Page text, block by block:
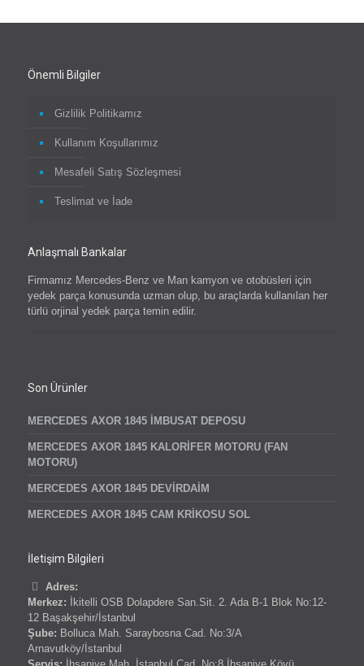
Önemli Bilgiler
Gizlilik Politikamız
Kullanım Koşullarımız
Mesafeli Satış Sözleşmesi
Teslimat ve İade
Anlaşmalı Bankalar
Firmamız Mercedes-Benz ve Man kamyon ve otobüsleri için
yedek parça konusunda uzman olup, bu araçlarda kullanılan her
türlü orjinal yedek parça temin edilir.
Son Ürünler
MERCEDES AXOR 1845 İMBUSAT DEPOSU
MERCEDES AXOR 1845 KALORİFER MOTORU (FAN
MOTORU)
MERCEDES AXOR 1845 DEVİRDAİM
MERCEDES AXOR 1845 CAM KRİKOSU SOL
İletişim Bilgileri
Adres:
Merkez: İkitelli OSB Dolapdere San.Sit. 2. Ada B-1 Blok No:12-
12 Başakşehir/İstanbul
Şube: Bolluca Mah. Saraybosna Cad. No:3/A
Arnavutköy/İstanbul